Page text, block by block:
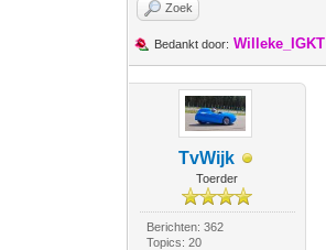
Zoek
Bedankt door: Willeke_IGKT
TvWijk
Toerder
Berichten: 362
Topics: 20